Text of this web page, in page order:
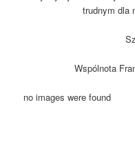
trudnym dla
Wspólnota
no images were found